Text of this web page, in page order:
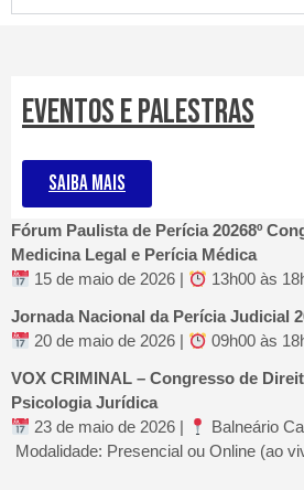
EVENTOS E PALESTRAS
SAIBA MAIS
Fórum Paulista de Perícia 20268º
Medicina Legal e Perícia Médica
15 de maio de 2026 |
13h00 às
Jornada Nacional da Perícia Judicial
20 de maio de 2026 |
09h00 às
VOX CRIMINAL – Congresso de
Psicologia Jurídica
23 de maio de 2026 |
Balneário
Modalidade: Presencial ou Online (ao